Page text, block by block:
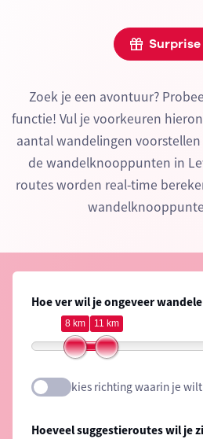
Surprise
Zoek je een avontuur?
functie! Vul je voorkeuren
aantal wandelingen
de wandelknooppunten in
routes worden real-time
Hoe ver wil je ongeveer
8 km 11 km
kies richting waarin je
Hoeveel suggestieroutes wil je